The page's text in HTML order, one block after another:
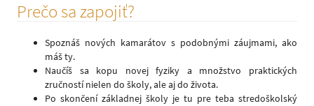
Prečo sa zapojiť?
Spoznáš nových kamarátov s podobnými záujmami, ako
máš ty.
Naučíš sa kopu novej fyziky a množstvo praktických
zručností nielen do školy, ale aj do života.
Po skončení základnej školy je tu pre teba stredoškolský